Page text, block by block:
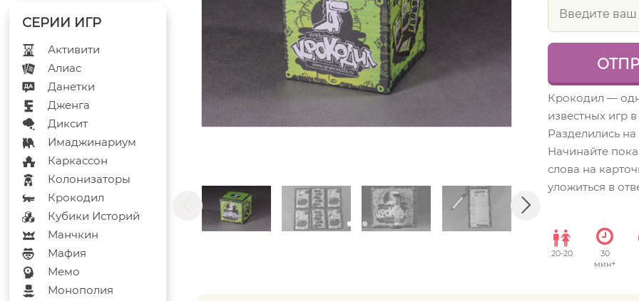
Активити
Алиас
Данетки
Дженга
Диксит
Имаджинариум
Каркассон
Колонизаторы
Крокодил
Кубики Историй
Манчкин
Мафия
Мемо
Монополия
Крокодил —
известных игр
Разделились
Начинайте
слова на
уложиться в
20-20
30
мин+